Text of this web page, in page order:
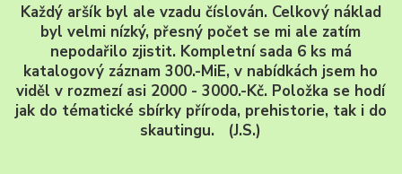
Každý aršík byl ale vzadu číslován. Celkový náklad
byl velmi nízký, přesný počet se mi ale zatím
nepodařilo zjistit. Kompletní sada 6 ks má
katalogový záznam 300.-MiE, v nabídkách jsem ho
viděl v rozmezí asi 2000 - 3000.-Kč. Položka se hodí
jak do tématické sbírky příroda, prehistorie, tak i do
skautingu. (J.S.)